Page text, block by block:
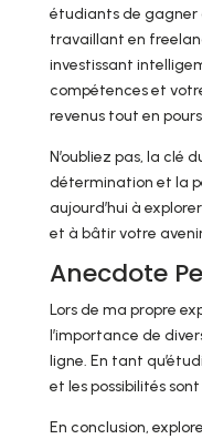
étudiants de gagner
travaillant en
investissant
compétences et
revenus tout en
N’oubliez pas, la clé
détermination et la
aujourd’hui à
et à bâtir votre
Anecdote
Lors de ma propre
l’importance de
ligne. En tant
et les possibilités
En conclusion,